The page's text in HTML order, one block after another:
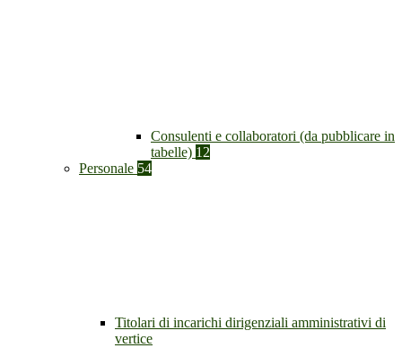
Consulenti e collaboratori (da pubblicare in
tabelle) 12
Personale 54
Titolari di incarichi dirigenziali amministrativi di
vertice